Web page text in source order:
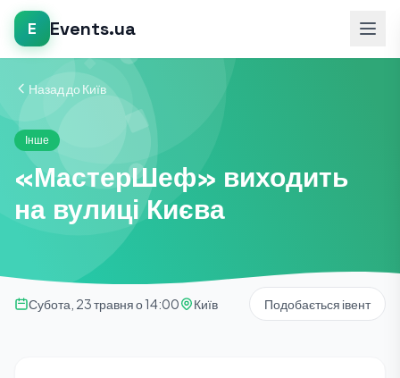
E Events.ua
Назад до Київ
Інше
«МастерШеф» виходить
на вулиці Києва
Субота, 23 травня о 14:00 Київ Подобається івент